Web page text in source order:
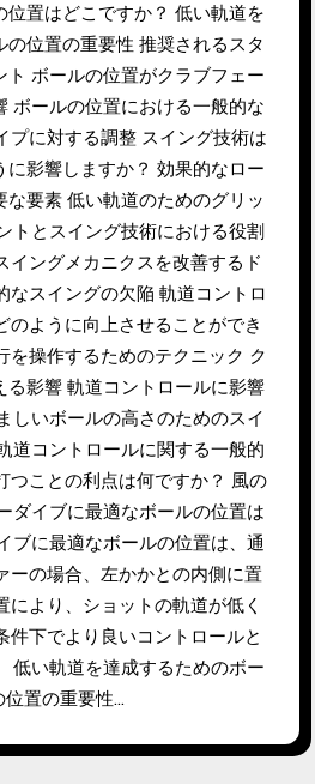
位置はどこですか？ 低い軌道を
位置の重要性 推奨されるスタ
ト ボールの位置がクラブフェー
ボールの位置における一般的な
プに対する調整 スイング技術は
に影響しますか？ 効果的なロー
な要素 低い軌道のためのグリッ
トとスイング技術における役割
イングメカニクスを改善するド
なスイングの欠陥 軌道コントロ
のように向上させることができ
を操作するためのテクニック ク
る影響 軌道コントロールに影響
しいボールの高さのためのスイ
道コントロールに関する一般的
つことの利点は何ですか？ 風の
ダイブに最適なボールの位置は
ブに最適なボールの位置は、通
ーの場合、左かかとの内側に置
により、ショットの軌道が低く
件下でより良いコントロールと
低い軌道を達成するためのボー
位置の重要性…